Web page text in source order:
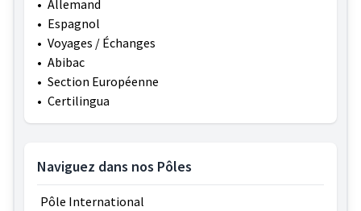
• Allemand
• Espagnol
• Voyages / Échanges
• Abibac
• Section Européenne
• Certilingua
Naviguez dans nos Pôles
Pôle International